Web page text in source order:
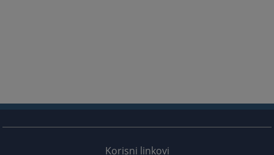
Korisni linkovi